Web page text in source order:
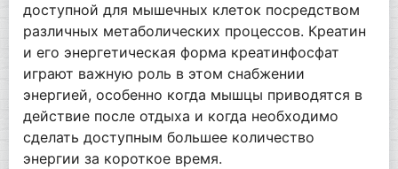
доступной для мышечных клеток посредством
различных метаболических процессов. Креатин
и его энергетическая форма креатинфосфат
играют важную роль в этом снабжении
энергией, особенно когда мышцы приводятся в
действие после отдыха и когда необходимо
сделать доступным большее количество
энергии за короткое время.